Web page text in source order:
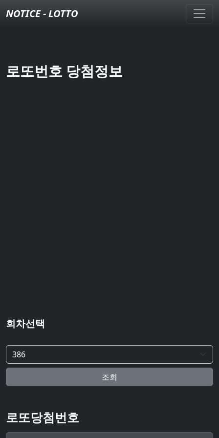
NOTICE - LOTTO
로또번호 당첨정보
회차선택
조회
로또당첨번호